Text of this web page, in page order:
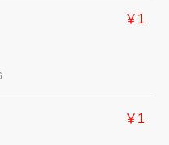
￥1
￥1